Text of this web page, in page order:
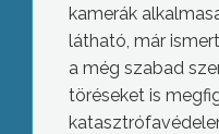
kamerák
látható, már
a még szabad
töréseket is